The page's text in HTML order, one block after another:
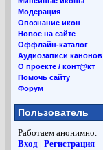
Модерация
Опознание икон
Новое на сайте
Оффлайн-каталог
Аудиозаписи канонов
О проекте / конт@кт
Помочь сайту
Форум
Пользователь
Работаем анонимно.
Вход | Регистрация